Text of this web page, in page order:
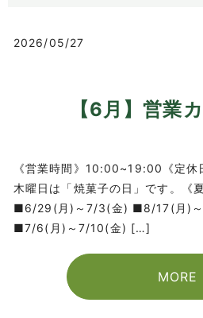
2026/05/27
【6月】営業
《営業時間》10:00~19:00《定休
木曜日は「焼菓子の日」です。《
■6/29(月)～7/3(金) ■8/17(月)～
■7/6(月)～7/10(金) […]
MORE